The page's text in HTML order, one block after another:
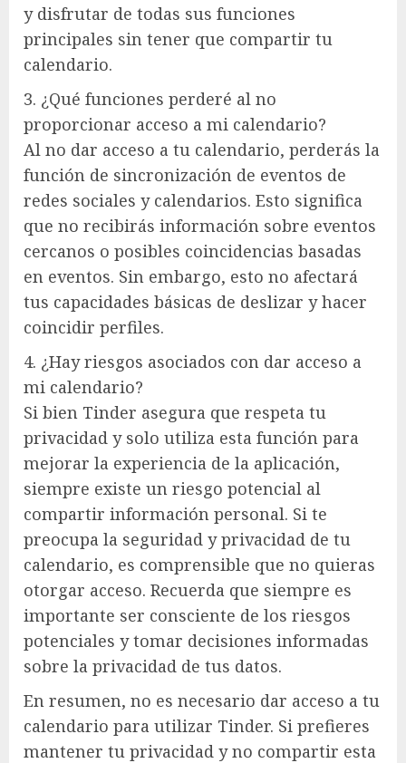
y disfrutar de todas sus funciones
principales sin tener que compartir tu
calendario.
3. ¿Qué funciones perderé al no
proporcionar acceso a mi calendario?
Al no dar acceso a tu calendario, perderás la
función de sincronización de eventos de
redes sociales y calendarios. Esto significa
que no recibirás información sobre eventos
cercanos o posibles coincidencias basadas
en eventos. Sin embargo, esto no afectará
tus capacidades básicas de deslizar y hacer
coincidir perfiles.
4. ¿Hay riesgos asociados con dar acceso a
mi calendario?
Si bien Tinder asegura que respeta tu
privacidad y solo utiliza esta función para
mejorar la experiencia de la aplicación,
siempre existe un riesgo potencial al
compartir información personal. Si te
preocupa la seguridad y privacidad de tu
calendario, es comprensible que no quieras
otorgar acceso. Recuerda que siempre es
importante ser consciente de los riesgos
potenciales y tomar decisiones informadas
sobre la privacidad de tus datos.
En resumen, no es necesario dar acceso a tu
calendario para utilizar Tinder. Si prefieres
mantener tu privacidad y no compartir esta